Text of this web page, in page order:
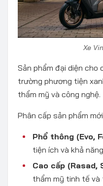
Xe
Sản phẩm đại diện
trường phương tiện
thẩm mỹ và công nghệ.
Phân cấp sản phẩm
Phổ thông (Evo,
tiện ích và khả
Cao cấp (Rasad,
thẩm mỹ tinh tế và